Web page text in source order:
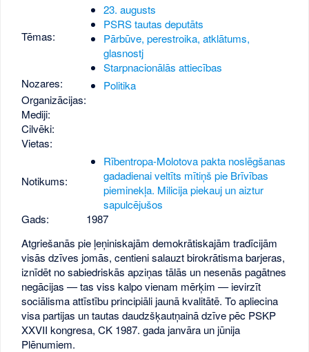
Tēmas:
23. augusts
PSRS tautas deputāts
Pārbūve, perestroika, atklātums,
glasnostj
Starpnacionālās attiecības
Nozares:
Politika
Organizācijas:
Mediji:
Cilvēki:
Vietas:
Notikums:
Rībentropa-Molotova pakta noslēgšanas
gadadienai veltīts mītiņš pie Brīvības
pieminekļa. Milicija piekauj un aiztur
sapulcējušos
Gads:
1987
Atgriešanās pie ļeņiniskajām demokrātiskajām tradīcijām
visās dzīves jomās, centieni salauzt birokrātisma barjeras,
iznīdēt no sabiedriskās apziņas tālās un nesenās pagātnes
negācijas — tas viss kalpo vienam mērķim — ievirzīt
sociālisma attīstību principiāli jaunā kvalitātē. To apliecina
visa partijas un tautas daudzšķautņainā dzīve pēc PSKP
XXVII kongresa, CK 1987. gada janvāra un jūnija
Plēnumiem.